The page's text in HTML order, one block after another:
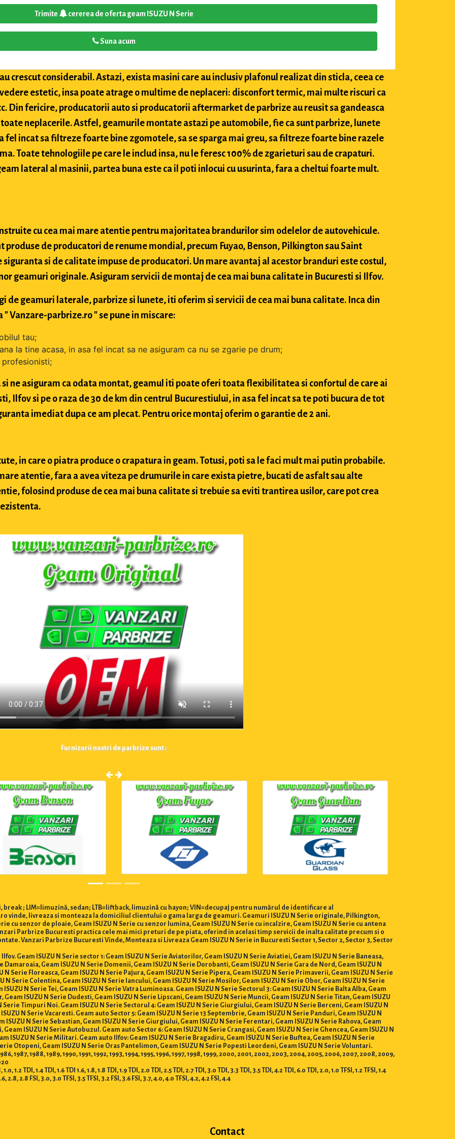
Trimite cererea de oferta geam ISUZU N Serie
Suna acum
crescut considerabil. Astazi, exista masini care au inclusiv plafonul realizat din sticla, ceea ce
estetic, insa poate atrage o multime de neplaceri: disconfort termic, mai multe riscuri ca
Din fericire, producatorii auto si producatorii aftermarket de parbrize au reusit sa gandeasca
neplacerile. Astfel, geamurile montate astazi pe automobile, fie ca sunt parbrize, lunete
fel incat sa filtreze foarte bine zgomotele, sa se sparga mai greu, sa filtreze foarte bine razele
Toate tehnologiile pe care le includ insa, nu le feresc 100% de zgarieturi sau de crapaturi.
lateral al masinii, partea buna este ca il poti inlocui cu usurinta, fara a cheltui foarte mult.
cu cea mai mare atentie pentru majoritatea brandurilor sim odelelor de autovehicule.
produse de producatori de renume mondial, precum Fuyao, Benson, Pilkington sau Saint
si de calitate impuse de producatori. Un mare avantaj al acestor branduri este costul,
geamuri originale. Asiguram servicii de montaj de cea mai buna calitate in Bucuresti si Ilfov.
de geamuri laterale, parbrize si lunete, iti oferim si servicii de cea mai buna calitate. Inca din
Vanzare-parbrize.ro " se pune in miscare:
tau;
la tine acasa, in asa fel incat sa ne asiguram ca nu se zgarie pe drum;
ne asiguram ca odata montat, geamul iti poate oferi toata flexibilitatea si confortul de care ai
Ilfov si pe o raza de 30 de km din centrul Bucurestiului, in asa fel incat sa te poti bucura de tot
imediat dupa ce am plecat. Pentru orice montaj oferim o garantie de 2 ani.
in care o piatra produce o crapatura in geam. Totusi, poti sa le faci mult mai putin probabile.
atentie, fara a avea viteza pe drumurile in care exista pietre, bucati de asfalt sau alte
folosind produse de cea mai buna calitate si trebuie sa eviti trantirea usilor, care pot crea
Furnizorii nostri de parbrize sunt :
break ; LIM=limuzină, sedan; LTB=liftback, limuzină cu hayon; VIN=decupaj pentru numărul de identificare al
vinde, livreaza si monteaza la domiciliul clientului o gama larga de geamuri. Geamuri ISUZU N Serie originale, Pilkington,
cu senzor de ploaie, Geam ISUZU N Serie cu senzor lumina, Geam ISUZU N Serie cu incalzire, Geam ISUZU N Serie cu antena
Parbrize Bucuresti practica cele mai mici preturi de pe piata, oferind in acelasi timp servicii de inalta calitate precum si o
Vanzari Parbrize Bucuresti Vinde, Monteaza si Livreaza Geam ISUZU N Serie in Bucuresti Sector 1, Sector 2, Sector 3, Sector
Geam ISUZU N Serie sector 1: Geam ISUZU N Serie Aviatorilor, Geam ISUZU N Serie Aviatiei, Geam ISUZU N Serie Baneasa,
Geam ISUZU N Serie Domenii, Geam ISUZU N Serie Dorobanti, Geam ISUZU N Serie Gara de Nord, Geam ISUZU N
Serie Floreasca, Geam ISUZU N Serie Pajura, Geam ISUZU N Serie Pipera, Geam ISUZU N Serie Primaverii, Geam ISUZU N Serie
N Serie Colentina, Geam ISUZU N Serie Iancului, Geam ISUZU N Serie Mosilor, Geam ISUZU N Serie Obor, Geam ISUZU N Serie
N Serie Tei, Geam ISUZU N Serie Vatra Luminoasa. Geam ISUZU N Serie Sectorul 3: Geam ISUZU N Serie Balta Alba, Geam
ISUZU N Serie Dudesti, Geam ISUZU N Serie Lipscani, Geam ISUZU N Serie Muncii, Geam ISUZU N Serie Titan, Geam ISUZU
Timpuri Noi. Geam ISUZU N Serie Sectorul 4: Geam ISUZU N Serie Giurgiului, Geam ISUZU N Serie Berceni, Geam ISUZU N
N Serie Vacaresti. Geam auto Sector 5: Geam ISUZU N Serie 13 Septembrie, Geam ISUZU N Serie Panduri, Geam ISUZU N
N Serie Sebastian, Geam ISUZU N Serie Giurgiului, Geam ISUZU N Serie Ferentari, Geam ISUZU N Serie Rahova, Geam
ISUZU N Serie Autobuzul. Geam auto Sector 6: Geam ISUZU N Serie Crangasi, Geam ISUZU N Serie Ghencea, Geam ISUZU N
ISUZU N Serie Militari. Geam auto Ilfov: Geam ISUZU N Serie Bragadiru, Geam ISUZU N Serie Buftea, Geam ISUZU N Serie
Otopeni, Geam ISUZU N Serie Oras Pantelimon, Geam ISUZU N Serie Popesti Leordeni, Geam ISUZU N Serie Voluntari.
1988, 1989, 1990, 1991, 1992, 1993, 1994, 1995, 1996, 1997, 1998, 1999, 2000, 2001, 2002, 2003, 2004, 2005, 2006, 2007, 2008, 2009,
1.4 TDI, 1.6 TDI 1.6, 1.8, 1.8 TDI, 1.9 TDI, 2.0 TDI, 2.5 TDI, 2.7 TDI, 3.0 TDI, 3.3 TDI, 3.5 TDI, 4.2 TDI, 6.0 TDI, 2.0, 1.0 TFSI, 1.2 TFSI, 1.4
2.8, 2.8 FSI, 3.0, 3.0 TFSI, 3.5 TFSI, 3.2 FSI, 3.6 FSI, 3.7, 4.0, 4.0 TFSI, 4.2, 4.2 FSI, 4.4
Contact